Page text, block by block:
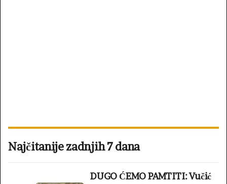
Najčitanije zadnjih 7 dana
DUGO ĆEMO PAMTITI: Vučić